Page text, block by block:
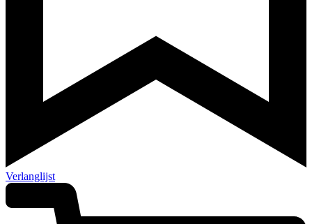
Verlanglijst